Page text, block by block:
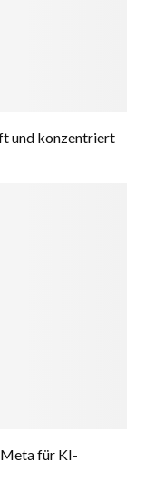
und konzentriert
Meta für KI-